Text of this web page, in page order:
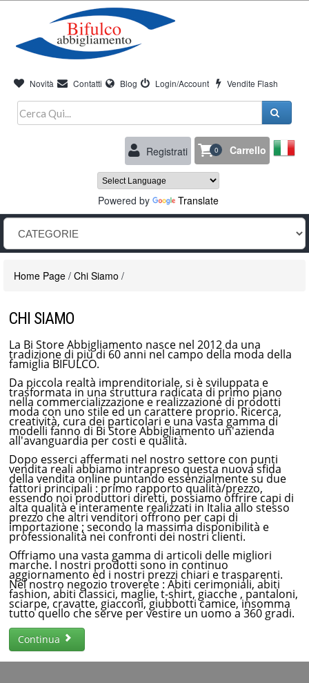
Novità Contatti Blog Login/Account Vendite Flash
Registrati 0 Carrello
Powered by Translate
Home Page / Chi Siamo /
CHI SIAMO
La Bi Store Abbigliamento nasce nel 2012 da una
tradizione di più di 60 anni nel campo della moda della
famiglia BIFULCO.
Da piccola realtà imprenditoriale, si è sviluppata e
trasformata in una struttura radicata di primo piano
nella commercializzazione e realizzazione di prodotti
moda con uno stile ed un carattere proprio. Ricerca,
creatività, cura dei particolari e una vasta gamma di
modelli fanno di Bi Store Abbigliamento un'azienda
all'avanguardia per costi e qualità.
Dopo esserci affermati nel nostro settore con punti
vendita reali abbiamo intrapreso questa nuova sfida
della vendita online puntando essenzialmente su due
fattori principali : primo rapporto qualità/prezzo,
essendo noi produttori diretti, possiamo offrire capi di
alta qualità e interamente realizzati in Italia allo stesso
prezzo che altri venditori offrono per capi di
importazione ; secondo la massima disponibilità e
professionalità nei confronti dei nostri clienti.
Offriamo una vasta gamma di articoli delle migliori
marche. I nostri prodotti sono in continuo
aggiornamento ed i nostri prezzi chiari e trasparenti.
Nel nostro negozio troverete : Abiti cerimoniali, abiti
fashion, abiti classici, maglie, t-shirt, giacche , pantaloni,
sciarpe, cravatte, giacconi, giubbotti camice, insomma
tutto quello che serve per vestire un uomo a 360 gradi.
Continua